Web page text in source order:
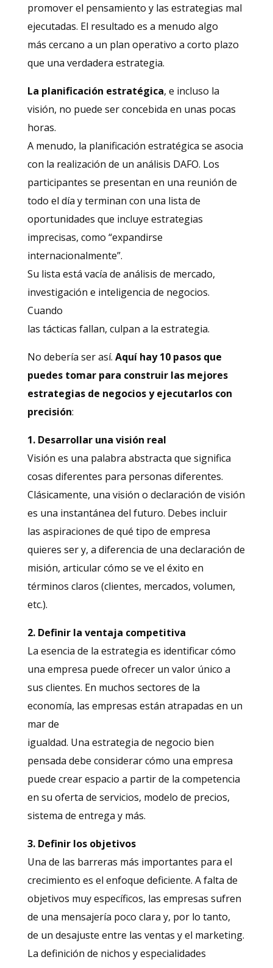
promover el pensamiento y las estrategias mal
ejecutadas. El resultado es a menudo algo
más cercano a un plan operativo a corto plazo
que una verdadera estrategia.
La planificación estratégica, e incluso la
visión, no puede ser concebida en unas pocas
horas.
A menudo, la planificación estratégica se asocia
con la realización de un análisis DAFO. Los
participantes se presentan en una reunión de
todo el día y terminan con una lista de
oportunidades que incluye estrategias
imprecisas, como “expandirse
internacionalmente”.
Su lista está vacía de análisis de mercado,
investigación e inteligencia de negocios.
Cuando
las tácticas fallan, culpan a la estrategia.
No debería ser así. Aquí hay 10 pasos que
puedes tomar para construir las mejores
estrategias de negocios y ejecutarlos con
precisión:
1. Desarrollar una visión real
Visión es una palabra abstracta que significa
cosas diferentes para personas diferentes.
Clásicamente, una visión o declaración de visión
es una instantánea del futuro. Debes incluir
las aspiraciones de qué tipo de empresa
quieres ser y, a diferencia de una declaración de
misión, articular cómo se ve el éxito en
términos claros (clientes, mercados, volumen,
etc.).
2. Definir la ventaja competitiva
La esencia de la estrategia es identificar cómo
una empresa puede ofrecer un valor único a
sus clientes. En muchos sectores de la
economía, las empresas están atrapadas en un
mar de
igualdad. Una estrategia de negocio bien
pensada debe considerar cómo una empresa
puede crear espacio a partir de la competencia
en su oferta de servicios, modelo de precios,
sistema de entrega y más.
3. Definir los objetivos
Una de las barreras más importantes para el
crecimiento es el enfoque deficiente. A falta de
objetivos muy específicos, las empresas sufren
de una mensajería poco clara y, por lo tanto,
de un desajuste entre las ventas y el marketing.
La definición de nichos y especialidades